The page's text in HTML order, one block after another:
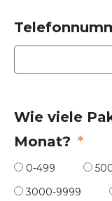
Wie viele
Monat?
0-499
3000-9999